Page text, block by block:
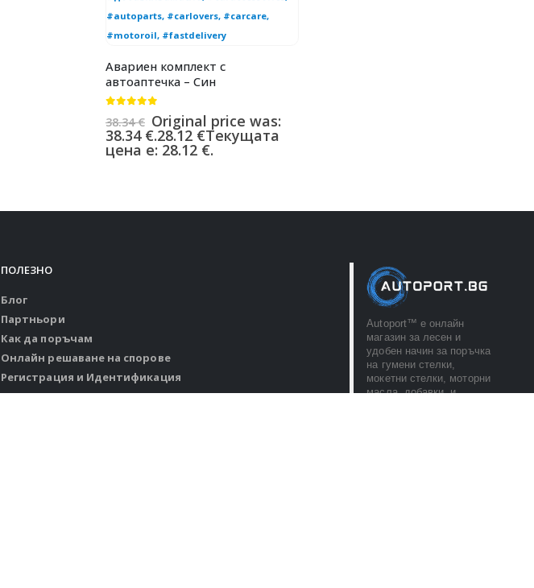
Авариен комплект с
автоаптечка – Син
38.34€ Original price was:
38.34 €.28.12 €Текущата
цена е: 28.12 €.
ПОЛЕЗНО
Блог
Партньори
Как да поръчам
Онлайн решаване на спорове
Регистрация и Идентификация
Политика за защита на личните данни
Autoport™ e онлайн
магазин за лесен и
удобен начин за поръчка
на гумени стелки,
мокетни стелки, моторни
масла, добавки, и